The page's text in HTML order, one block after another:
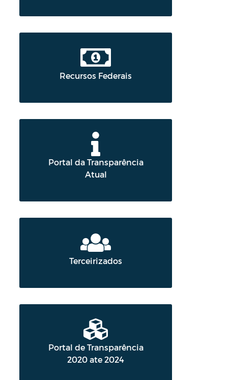
Recursos Federais
Portal da Transparência
Atual
Terceirizados
Portal de Transparência
2020 ate 2024